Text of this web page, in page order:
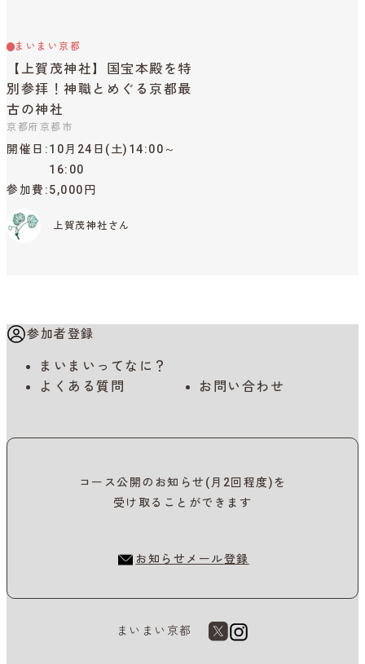
まいまい京都
【上賀茂神社】国宝本殿を特
別参拝！神職とめぐる京都最
古の神社
京都府京都市
開催日
10月24日(土)14:00～
16:00
参加費 5,000円
上賀茂神社さん
参加者登録
まいまいってなに？
よくある質問
お問い合わせ
コース公開のお知らせ(月2回程度)を
受け取ることができます
お知らせメール登録
まいまい京都